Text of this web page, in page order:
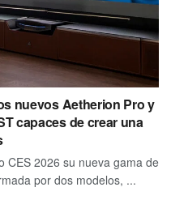
nuevos Aetherion Pro y
capaces de crear una
CES 2026 su nueva gama de
por dos modelos, ...